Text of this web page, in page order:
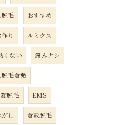
脱毛 おすすめ
り ルミクス
くない 痛みナシ
毛倉敷
脱毛 EMS
し 倉敷脱毛